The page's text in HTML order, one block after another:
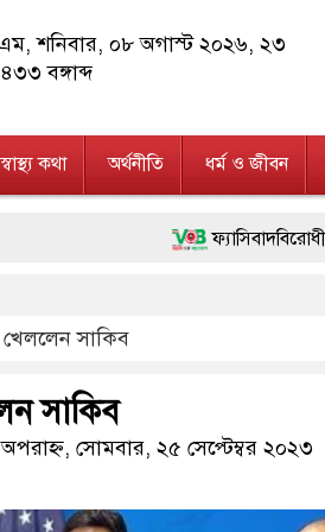
, শনিবার, ০৮ অগাস্ট ২০২৬, ২৩
বঙ্গাব্দ
স্বাস্থ্য কথা অর্থনীতি ধর্ম ও জীবন
ফ্যাসিবাদবিরোধী আন্দোলনে
জনগণ পরিবর্তন চেয়েছে
২৮ লাখ টাকার জাল নোটসহ
নেতৃত্ব ও গণতন্ত্রের মূর্তমান
অবৈধ বিদেশি পিস্তল,
খেললেন সাকিব
সাকিব
সোমবার, ২৫ সেপ্টেম্বর ২০২৩